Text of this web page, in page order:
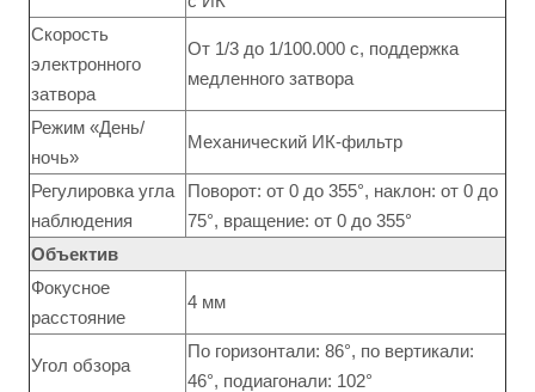
Скорость
электронного
затвора
От 1/3 до 1/100.000 с, поддержка
медленного затвора
Режим «День/
ночь»
Механический ИК-фильтр
Регулировка угла
наблюдения
Поворот: от 0 до 355°, наклон: от 0 до
75°, вращение: от 0 до 355°
Объектив
Фокусное
расстояние
4 мм
Угол обзора
По горизонтали: 86°, по вертикали:
46°, подиагонали: 102°